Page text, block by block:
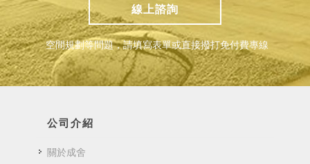
線上諮詢
空間規劃等問題，請填寫表單或直接撥打免付費專線
公司介紹
關於成舍